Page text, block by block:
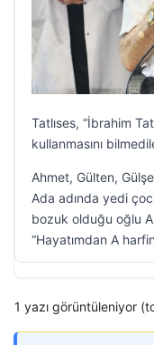
Tatlıses, “İbrahim
kullanmasını
Ahmet, Gülten,
Ada adında yedi
bozuk olduğu oğlu
“Hayatımdan A
1 yazı görüntüleniyor